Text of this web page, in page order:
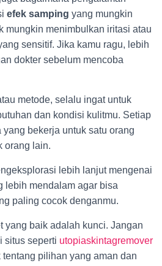
efek samping yang mungkin
mungkin menimbulkan iritasi atau
sensitif. Jika kamu ragu, lebih
dokter sebelum mencoba
metode, selalu ingat untuk
dan kondisi kulitmu. Setiap
bekerja untuk satu orang
orang lain.
lebih lanjut mengenai
lebih mendalam agar bisa
paling cocok denganmu.
yang baik adalah kunci. Jangan
situs seperti utopiaskintagremover
pilihan yang aman dan